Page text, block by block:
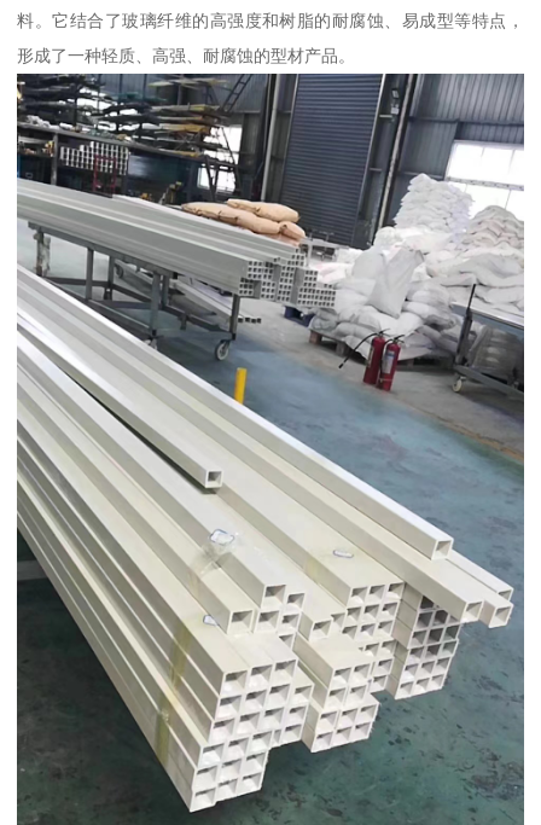
料。它结合了玻璃纤维的高强度和树脂的耐腐蚀、易成型等特点，
形成了一种轻质、高强、耐腐蚀的型材产品。